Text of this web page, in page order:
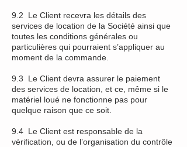
9.2 Le Client recevra les détails des
services de location de la Société ainsi que
toutes les conditions générales ou
particulières qui pourraient s’appliquer au
moment de la commande.
9.3 Le Client devra assurer le paiement
des services de location, et ce, même si le
matériel loué ne fonctionne pas pour
quelque raison que ce soit.
9.4 Le Client est responsable de la
vérification, ou de l’organisation du contrôle